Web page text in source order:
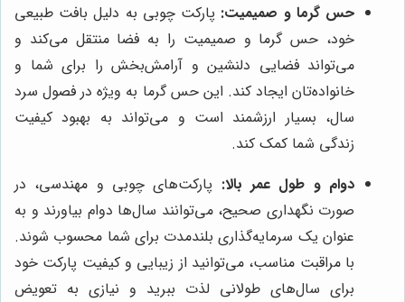
حس گرما و صمیمیت: پارکت چوبی به دلیل بافت طبیعی
خود، حس گرما و صمیمیت را به فضا منتقل می‌کند و
می‌تواند فضایی دلنشین و آرامش‌بخش را برای شما و
خانواده‌تان ایجاد کند. این حس گرما به ویژه در فصول سرد
سال، بسیار ارزشمند است و می‌تواند به بهبود کیفیت
زندگی شما کمک کند.
دوام و طول عمر بالا: پارکت‌های چوبی و مهندسی، در
صورت نگهداری صحیح، می‌توانند سال‌ها دوام بیاورند و به
عنوان یک سرمایه‌گذاری بلندمدت برای شما محسوب شوند.
با مراقبت مناسب، می‌توانید از زیبایی و کیفیت پارکت خود
برای سال‌های طولانی لذت ببرید و نیازی به تعویض